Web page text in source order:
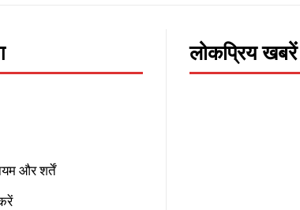
और शर्तें
लोकप्रिय खबरें